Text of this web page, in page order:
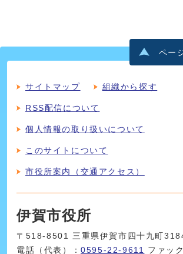
ペー
サイトマップ 組織から探す
RSS配信について
個人情報の取り扱いについて
このサイトについて
市役所案内（交通アクセス）
伊賀市役所
〒518-8501 三重県伊賀市四十九町
電話（代表）：0595-22-9611 ファッ